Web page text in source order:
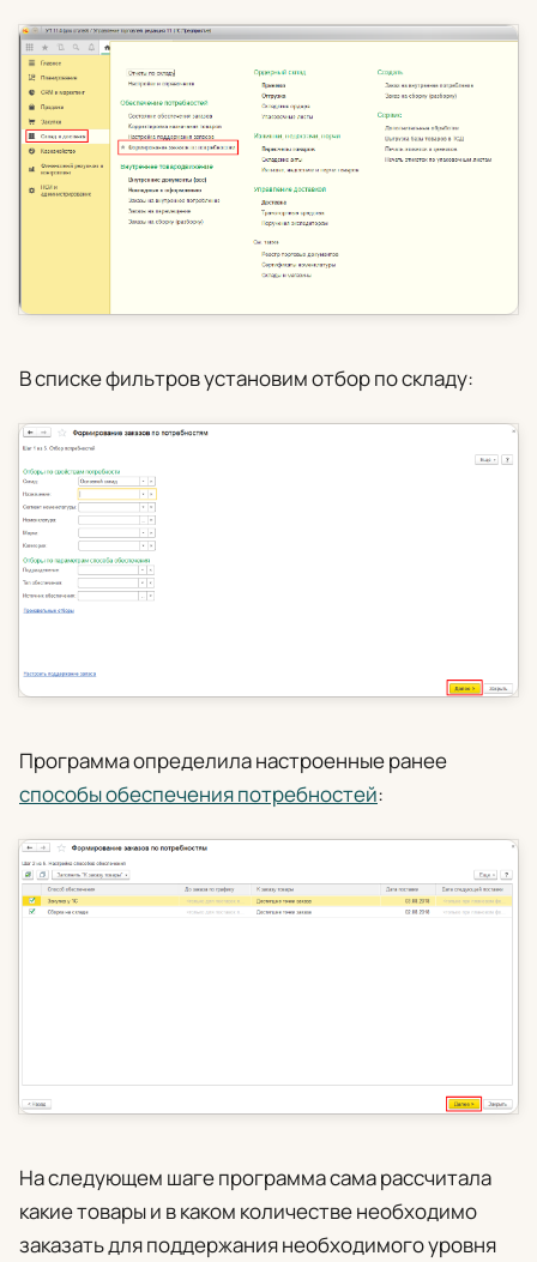
В списке фильтров установим отбор по складу:
Программа определила настроенные ранее
способы обеспечения потребностей:
На следующем шаге программа сама рассчитала
какие товары и в каком количестве необходимо
заказать для поддержания необходимого уровня